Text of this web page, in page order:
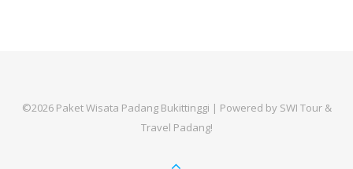
©2026 Paket Wisata Padang Bukittinggi | Powered by SWI Tour &
Travel Padang!